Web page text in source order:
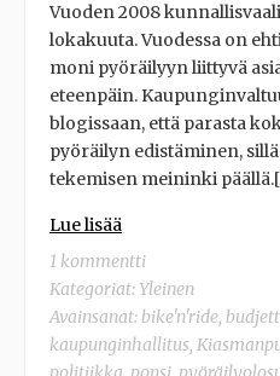
Vuoden 2008
lokakuuta. Vuodessa on
moni pyöräilyyn liittyvä
eteenpäin.
blogissaan, että parasta
pyöräilyn edistäminen,
tekemisen meininki
Lue lisää
1 kommentti
Kategoriat: Yleinen
Avainsanat: bike'n'ride,
kaupunginhallitus,